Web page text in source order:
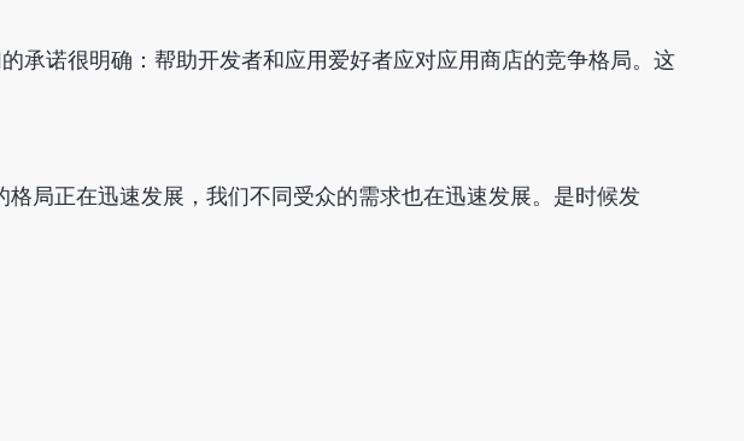
承诺很明确：帮助开发者和应用爱好者应对应用商店的竞争格局。这
局正在迅速发展，我们不同受众的需求也在迅速发展。是时候发